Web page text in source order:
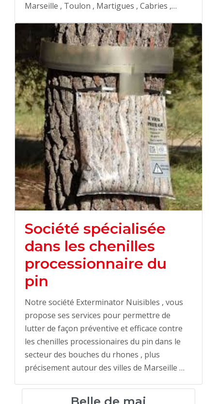
Marseille , Toulon , Martigues , Cabries ,…
Société spécialisée
dans les chenilles
processionnaire du
pin
Notre société Exterminator Nuisibles , vous
propose ses services pour permettre de
lutter de façon préventive et efficace contre
les chenilles processionaires du pin dans le
secteur des bouches du rhones , plus
précisement autour des villes de Marseille …